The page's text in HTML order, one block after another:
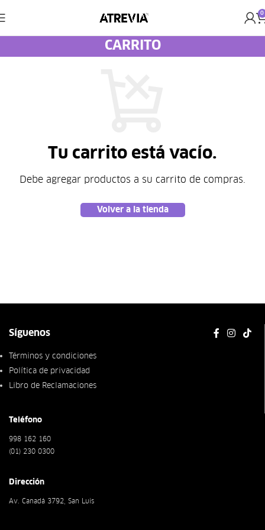
0
CARRITO
Tu carrito está vacío.
Volver a la tienda
Síguenos
Términos y condiciones
Política de privacidad
Libro de Reclamaciones
Teléfono
998 162 160
(01) 230 0300
Dirección
Av. Canadá 3792, San Luis